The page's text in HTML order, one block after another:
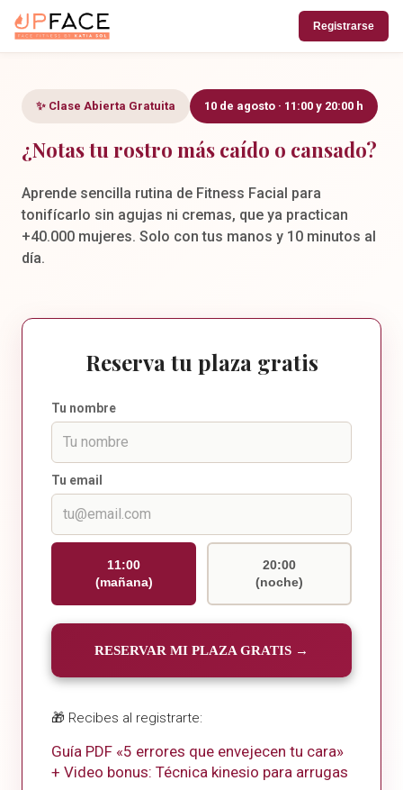
Registrarse
✨ Clase Abierta Gratuita 10 de agosto · 11:00 y 20:00 h
¿Notas tu rostro más caído o cansado?
Aprende sencilla rutina de Fitness Facial para
tonifícarlo sin agujas ni cremas, que ya practican
+40.000 mujeres. Solo con tus manos y 10 minutos al
día.
Reserva tu plaza gratis
Tu nombre
Tu email
11:00
(mañana)
20:00
(noche)
RESERVAR MI PLAZA GRATIS →
🎁 Recibes al registrarte:
Guía PDF «5 errores que envejecen tu cara»
+ Video bonus: Técnica kinesio para arrugas